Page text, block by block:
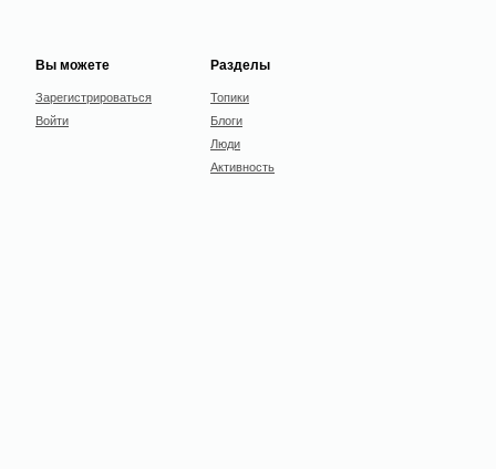
Вы можете
Зарегистрироваться
Войти
Разделы
Топики
Блоги
Люди
Активность